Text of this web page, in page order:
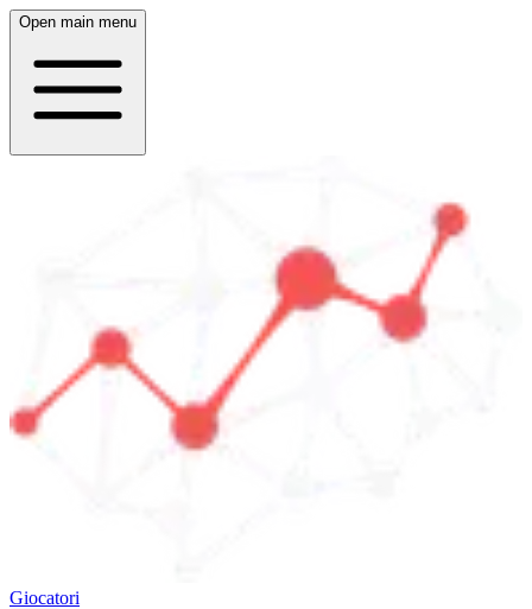
Open main menu
Giocatori